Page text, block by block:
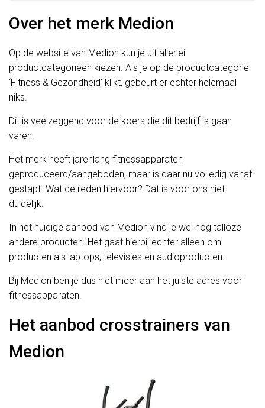
Over het merk Medion
Op de website van Medion kun je uit allerlei
productcategorieën kiezen. Als je op de productcategorie
‘Fitness & Gezondheid’ klikt, gebeurt er echter helemaal
niks.
Dit is veelzeggend voor de koers die dit bedrijf is gaan
varen.
Het merk heeft jarenlang fitnessapparaten
geproduceerd/aangeboden, maar is daar nu volledig vanaf
gestapt. Wat de reden hiervoor? Dat is voor ons niet
duidelijk.
In het huidige aanbod van Medion vind je wel nog talloze
andere producten. Het gaat hierbij echter alleen om
producten als laptops, televisies en audioproducten.
Bij Medion ben je dus niet meer aan het juiste adres voor
fitnessapparaten.
Het aanbod crosstrainers van
Medion